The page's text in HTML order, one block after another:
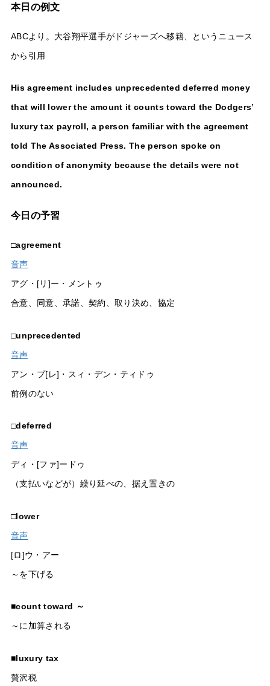
本日の例文
ABCより。大谷翔平選手がドジャーズへ移籍、というニュース
から引用
His agreement includes unprecedented deferred money
that will lower the amount it counts toward the Dodgers’
luxury tax payroll, a person familiar with the agreement
told The Associated Press. The person spoke on
condition of anonymity because the details were not
announced.
今日の予習
□agreement
音声
アグ・[リ]ー・メントゥ
合意、同意、承諾、契約、取り決め、協定
□unprecedented
音声
アン・プ[レ]・スィ・デン・ティドゥ
前例のない
□deferred
音声
ディ・[ファ]ードゥ
（支払いなどが）繰り延べの、据え置きの
□lower
音声
[ロ]ウ・アー
～を下げる
■count toward ～
～に加算される
■ luxury tax
贅沢税